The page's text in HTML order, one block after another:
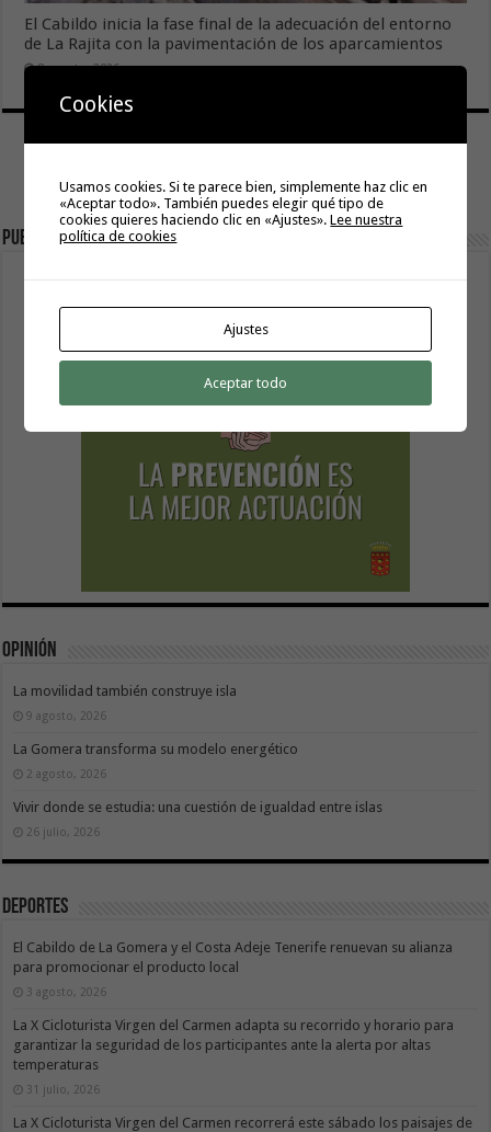
El Cabildo inicia la fase final de la adecuación del entorno
de La Rajita con la pavimentación de los aparcamientos
8 agosto, 2026
Publicidad
Opinión
La movilidad también construye isla
9 agosto, 2026
La Gomera transforma su modelo energético
2 agosto, 2026
Vivir donde se estudia: una cuestión de igualdad entre islas
26 julio, 2026
Deportes
El Cabildo de La Gomera y el Costa Adeje Tenerife renuevan su alianza
para promocionar el producto local
3 agosto, 2026
La X Cicloturista Virgen del Carmen adapta su recorrido y horario para
garantizar la seguridad de los participantes ante la alerta por altas
temperaturas
31 julio, 2026
La X Cicloturista Virgen del Carmen recorrerá este sábado los paisajes de
Cookies
Usamos cookies. Si te parece bien, simplemente haz clic en
«Aceptar todo». También puedes elegir qué tipo de
cookies quieres haciendo clic en «Ajustes».Lee nuestra
política de cookies
Ajustes
Aceptar todo